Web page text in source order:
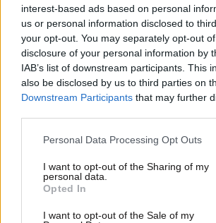
interest-based ads based on personal
us or personal information disclosed to
your opt-out. You may separately opt-out
disclosure of your personal information by
IAB’s list of downstream participants. This
also be disclosed by us to third parties on
Downstream Participants that may further
Please note that this website/app uses one
not limited to your visit or usage behaviour.
grant or deny consent to Google and its
use your data for below specified purposes
consent section.
Personal Data Processing Opt Outs
I want to opt-out of the Sharing of my
personal data.
Opted In
I want to opt-out of the Sale of my
ΣΧΌΛΙΑ